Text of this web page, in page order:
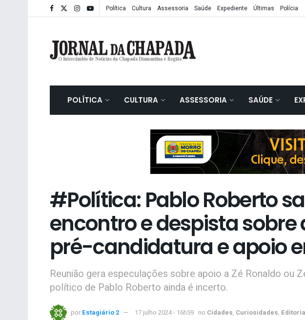
Política Cultura Assessoria Saúde Expediente Últimas Polícia
POLÍTICA CULTURA ASSESSORIA SAÚDE
#Política: Pablo Roberto
encontro e despista sobre
pré-candidatura e apoio
Reunião gera especulações sobre apoio a Zé Ronaldo ou
político de Pablo Roberto ainda é incerto.
por Estagiário 2 17 julho 2024 - 16h59 no Cidades, Curiosidades,